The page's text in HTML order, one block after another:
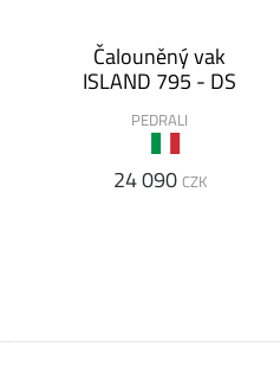
Čalouněný vak
ISLAND 795 - DS
PEDRALI
24 090 CZK